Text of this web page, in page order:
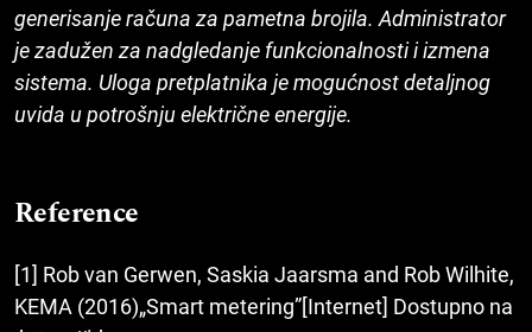
generisanje računa za pametna brojila. Admini­strator
je zadužen za nadgledanje funkcionalnosti i izmena
sistema. Uloga pretplatnika je mogućnost detalj­nog
uvida u potrošnju električne energije.
Reference
[1] Rob van Gerwen, Saskia Jaarsma and Rob Wilhite,
KEMA (2016)„Smart metering”[Internet] Dostupno na